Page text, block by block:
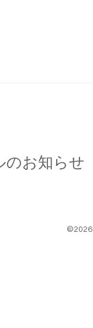
のお知らせ
©2026